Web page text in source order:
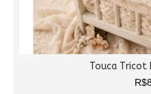
Touca Tricot